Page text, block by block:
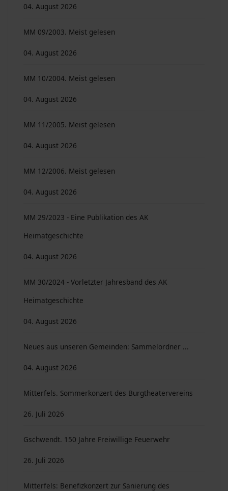
04. August 2026
MM 09/2003. Meist gelesen
04. August 2026
MM 10/2004. Meist gelesen
04. August 2026
MM 11/2005. Meist gelesen
04. August 2026
MM 12/2006. Meist gelesen
04. August 2026
MM 29/2023 - Eine Publikation des AK
Heimatgeschichte
04. August 2026
MM 30/2024 - Vorletzter Jahresband des AK
Heimatgeschichte
04. August 2026
Neues aus unseren Gemeinden: Sammelordner ...
04. August 2026
Mitterfels. Sommerkonzert des Burgtheatervereins
26. Juli 2026
Gschwendt. 150 Jahre Freiwillige Feuerwehr
26. Juli 2026
Mitterfels: Benefizkonzert zur Sanierung des